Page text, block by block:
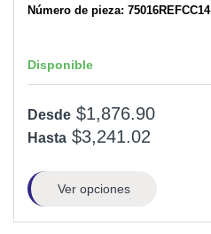
Número de pieza: 75016REFCC14
Disponible
Desde $1,876.90
Hasta $3,241.02
Ver opciones